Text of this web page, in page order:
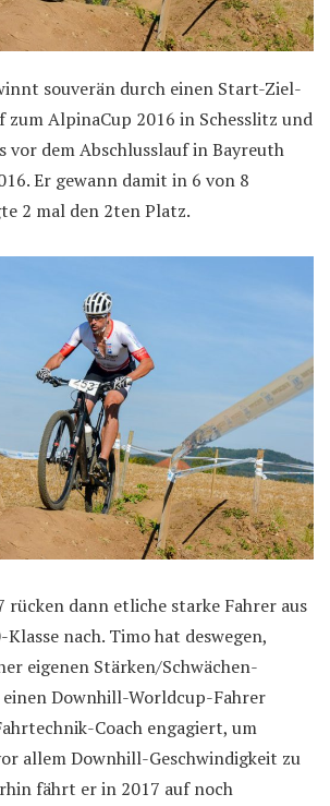
souverän durch einen Start-Ziel-
zum AlpinaCup 2016 in Schesslitz und
vor dem Abschlusslauf in Bayreuth
Er gewann damit in 6 von 8
2 mal den 2ten Platz.
rücken dann etliche starke Fahrer aus
Klasse nach. Timo hat deswegen,
eigenen Stärken/Schwächen-
einen Downhill-Worldcup-Fahrer
Coach engagiert, um
allem Downhill-Geschwindigkeit zu
fährt er in 2017 auf noch